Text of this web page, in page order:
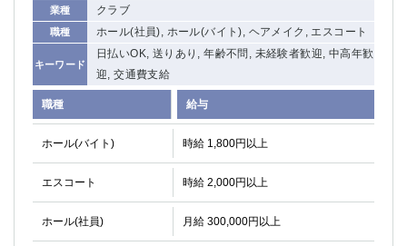
業種 クラブ
職種 ホール(社員), ホール(バイト), ヘアメイク, エスコート
キーワード
日払いOK, 送りあり, 年齢不問, 未経験者歓迎, 中高年歓
迎, 交通費支給
職種 給与
ホール(バイト) 時給 1,800円以上
エスコート 時給 2,000円以上
ホール(社員) 月給 300,000円以上
宇都宮
東武宇都宮（宇都宮西口）
茨城県
土浦 ひたち野うしく
群馬県